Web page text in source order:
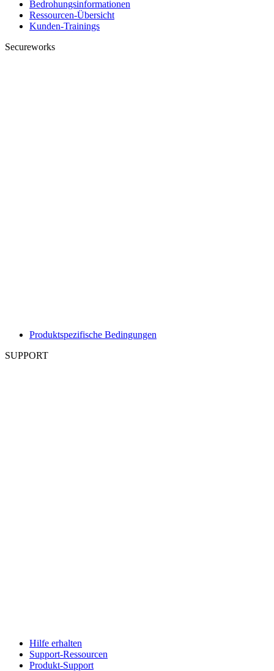
Bedrohungsinformationen
Ressourcen-Übersicht
Kunden-Trainings
Secureworks
Produktspezifische Bedingungen
SUPPORT
Hilfe erhalten
Support-Ressourcen
Produkt-Support